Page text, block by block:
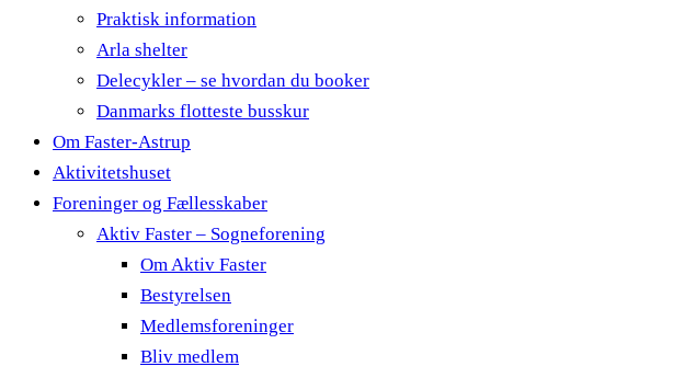
Praktisk information
Arla shelter
Delecykler – se hvordan du booker
Danmarks flotteste busskur
Om Faster-Astrup
Aktivitetshuset
Foreninger og Fællesskaber
Aktiv Faster – Sogneforening
Om Aktiv Faster
Bestyrelsen
Medlemsforeninger
Bliv medlem